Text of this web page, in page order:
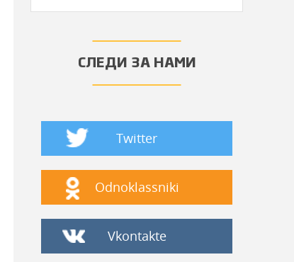
СЛЕДИ ЗА НАМИ
Twitter
Odnoklassniki
Vkontakte